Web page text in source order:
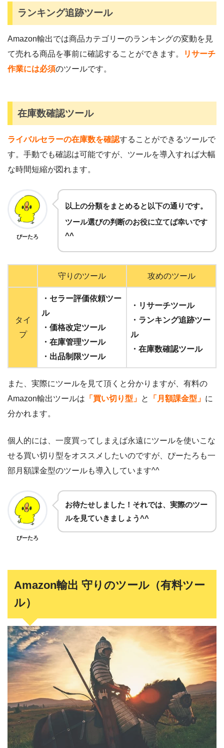
ランキング追跡ツール
Amazon輸出では商品カテゴリーのランキングの変動を見
て売れる商品を事前に確認することができます。
リサーチ
作業には必須のツールです。
在庫数確認ツール
ライバルセラーの在庫数を確認することができるツールで
す。手動でも確認は可能ですが、ツールを導入すれば大幅
な時間短縮が図れます。
ぴーたろ
以上の分類をまとめると以下の通りです。
ツール選びの判断のお役に立てば幸いです
^^
守りのツール 攻めのツール
タイ
プ
・セラー評価依頼ツー
ル
・価格改定ツール
・在庫管理ツール
・出品制限ツール
・リサーチツール
・ランキング追跡ツー
ル
・在庫数確認ツール
また、実際にツールを見て頂くと分かりますが、有料の
Amazon輸出ツールは 「買い切り型」 と 「月額課金型」 に
分かれます。
個人的には、一度買ってしまえば永遠にツールを使いこな
せる買い切り型をオススメしたいのですが、ぴーたろも一
部月額課金型のツールも導入しています^^
ぴーたろ
お待たせしました！それでは、実際のツー
ルを見ていきましょう^^
Amazon輸出 守りのツール（有料ツー
ル）